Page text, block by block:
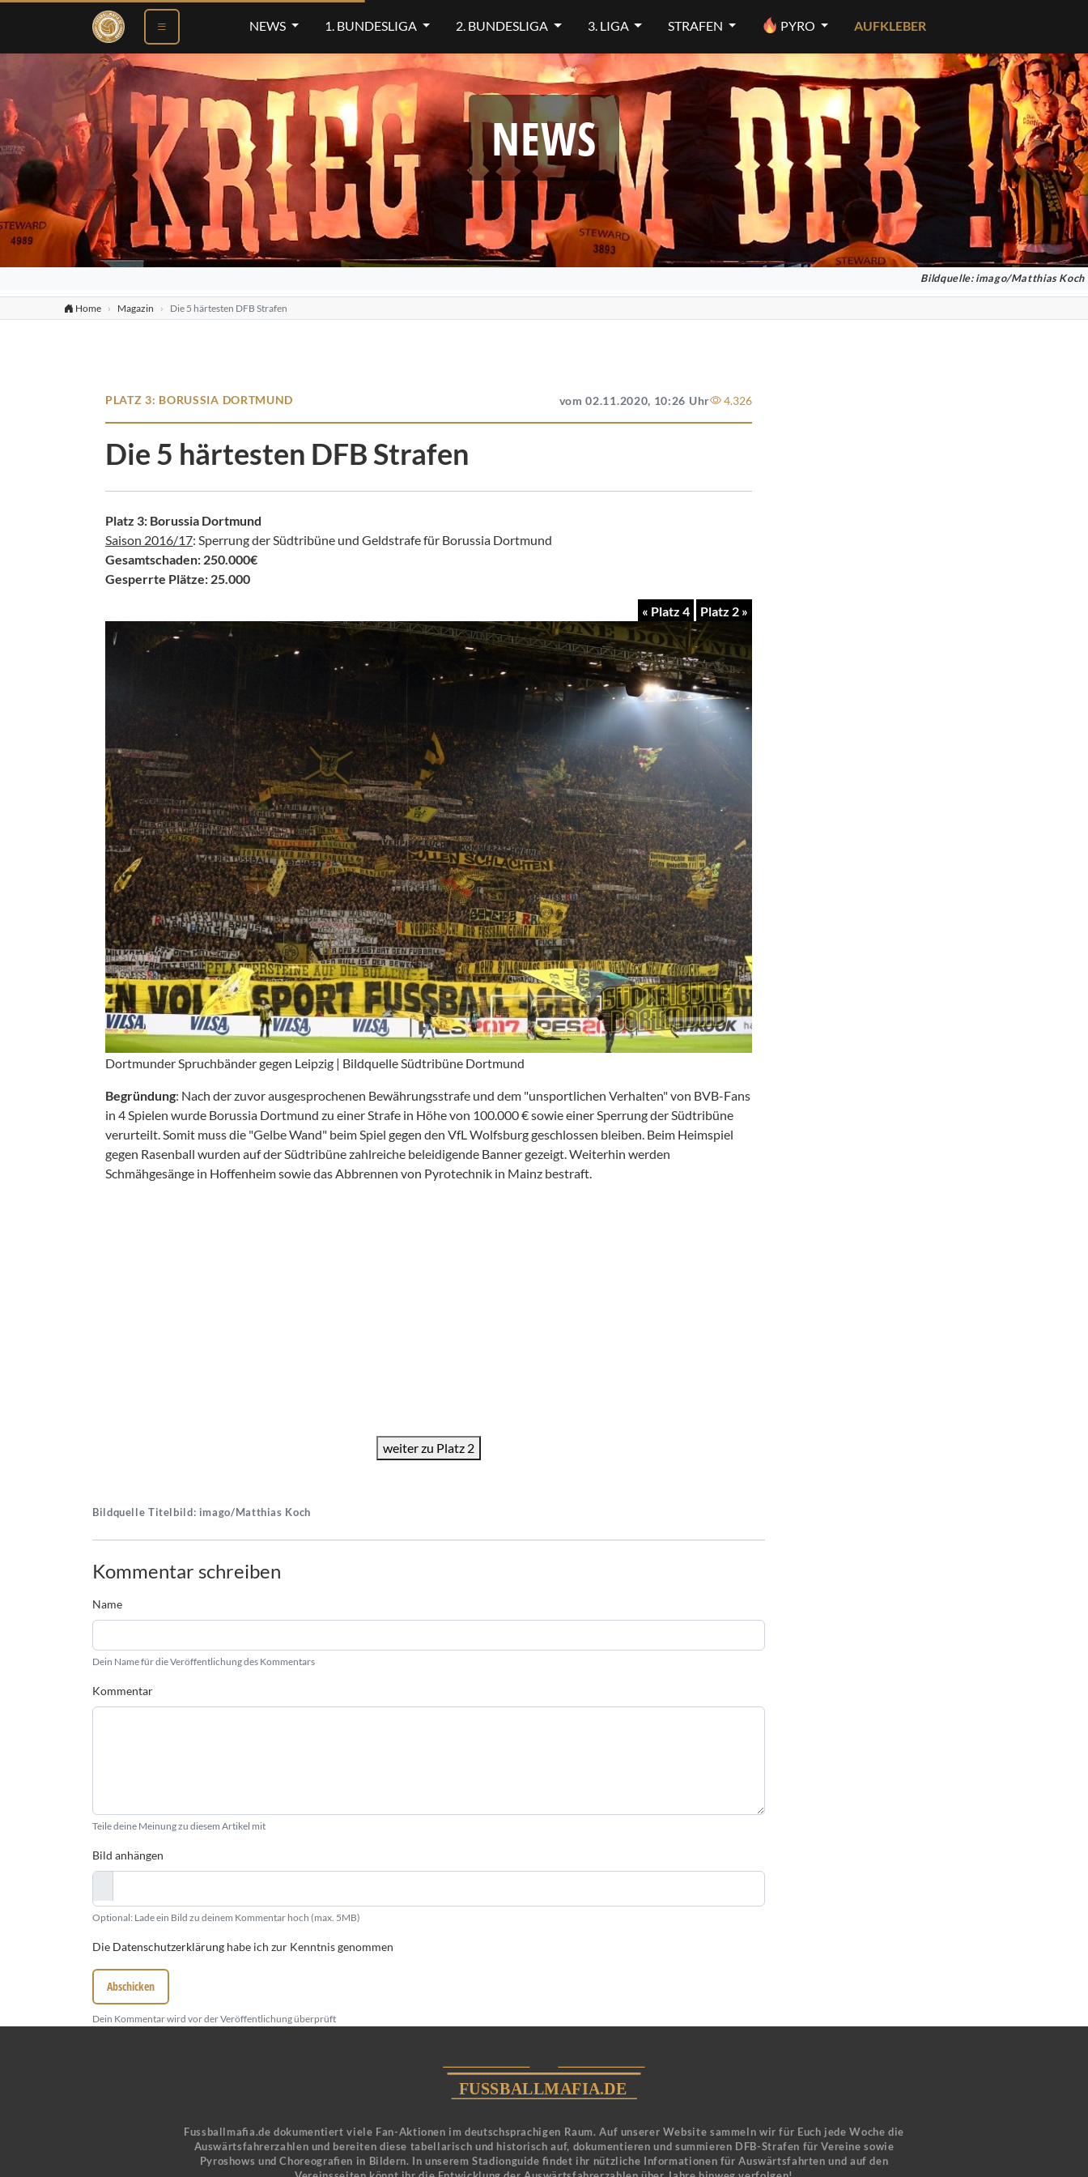
NEWS 1. BUNDESLIGA 2. BUNDESLIGA 3. LIGA STRAFEN PYRO AUFKLEBER
NEWS
Bildquelle: imago/Matthias Koch
Home Magazin Die 5 härtesten DFB Strafen
PLATZ 3: BORUSSIA DORTMUND vom 02.11.2020, 10:26 Uhr 4.326
Die 5 härtesten DFB Strafen
Platz 3: Borussia Dortmund
Saison 2016/17: Sperrung der Südtribüne und Geldstrafe für Borussia Dortmund
Gesamtschaden: 250.000€
Gesperrte Plätze: 25.000
« Platz 4 Platz 2 »
Dortmunder Spruchbänder gegen Leipzig | Bildquelle Südtribüne Dortmund
Begründung: Nach der zuvor ausgesprochenen Bewährungsstrafe und dem "unsportlichen Verhalten" von BVB-Fans
in 4 Spielen wurde Borussia Dortmund zu einer Strafe in Höhe von 100.000 € sowie einer Sperrung der Südtribüne
verurteilt. Somit muss die "Gelbe Wand" beim Spiel gegen den VfL Wolfsburg geschlossen bleiben. Beim Heimspiel
gegen Rasenball wurden auf der Südtribüne zahlreiche beleidigende Banner gezeigt. Weiterhin werden
Schmähgesänge in Hoffenheim sowie das Abbrennen von Pyrotechnik in Mainz bestraft.
weiter zu Platz 2
Bildquelle Titelbild: imago/Matthias Koch
Kommentar schreiben
Name
Dein Name für die Veröffentlichung des Kommentars
Kommentar
Teile deine Meinung zu diesem Artikel mit
Bild anhängen
Optional: Lade ein Bild zu deinem Kommentar hoch (max. 5MB)
Die Datenschutzerklärung habe ich zur Kenntnis genommen
Abschicken
Dein Kommentar wird vor der Veröffentlichung überprüft
Fussballmafia.de dokumentiert viele Fan-Aktionen im deutschsprachigen Raum. Auf unserer Website sammeln wir für Euch jede Woche die
Auswärtsfahrerzahlen und bereiten diese tabellarisch und historisch auf, dokumentieren und summieren DFB-Strafen für Vereine sowie
Pyroshows und Choreografien in Bildern. In unserem Stadionguide findet ihr nützliche Informationen für Auswärtsfahrten und auf den